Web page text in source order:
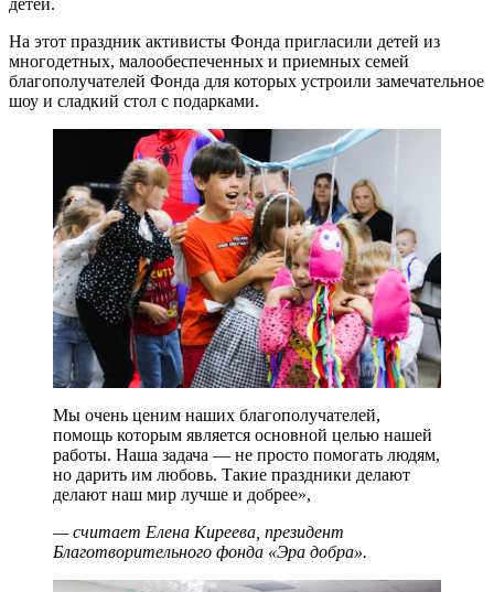
На этот праздник активисты Фонда пригласили детей из
многодетных, малообеспеченных и приемных семей
благополучателей Фонда для которых устроили замечательное
шоу и сладкий стол с подарками.
Мы очень ценим наших благополучателей,
помощь которым является основной целью нашей
работы. Наша задача — не просто помогать людям,
но дарить им любовь. Такие праздники делают
делают наш мир лучше и добрее»,
— считает Елена Киреева, президент
Благотворительного фонда «Эра добра».